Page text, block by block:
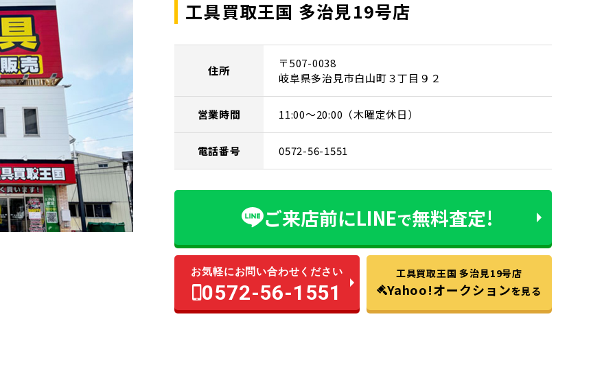
工具買取王国 多治見19号店
住所
〒507-0038
岐阜県多治見市白山町３丁目９２
営業時間 11:00～20:00（木曜定休日）
電話番号 0572-56-1551
ご来店前にLINEで無料査定!
お気軽にお問い合わせください
0572-56-1551
工具買取王国 多治見19号店
Yahoo!オークションを見る